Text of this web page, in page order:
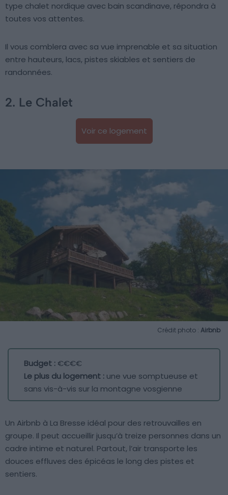
type chalet nordique avec bain scandinave, répondra à
toutes vos attentes.
Il vous comblera avec sa vue imprenable et sa situation
entre hauteurs, lacs, pistes skiables et sentiers de
randonnées.
2. Le Chalet
Voir ce logement
Crédit photo : Airbnb
Budget :€€€€
Le plus du logement : une vue somptueuse et
sans vis-à-vis sur la montagne vosgienne
Un Airbnb à La Bresse idéal pour des retrouvailles en
groupe. Il peut accueillir jusqu’à treize personnes dans un
cadre intime et naturel. Partout, l’air transporte les
douces effluves des épicéas le long des pistes et
sentiers.